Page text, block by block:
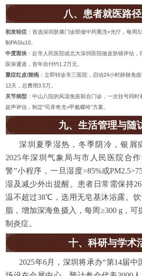
八、患者就医路
初发轻症 ：首选深圳肤康门诊部做中药熏洗+光疗，每周
制PASI≤10。
中度斑块 ：赴市人民医院或北大深圳医院做皮肤镜评估
医保通道，首年自付约1.2万元。
重症红皮/脓疱 ：立即转诊市三医院，启动24小时静脉免
12天，总费用3.5万。
关节病型 ：中山八院的风湿免疫联合门诊，一次挂号同
超声评估，制定“司库奇尤+甲氨蝶呤”方案。
九、生活管理与随
深圳夏季湿热，冬季阴冷，银屑
2025年深圳气象局与市人民医院合
警”小程序，一旦湿度>85%或
湿及减少外出提醒。患者日常需保持
温不超过38℃，选用无皂基沐浴露。
脂，增加深海鱼摄入，每周≥300 g，
制炎症。
十、科研与学术
2025年6月，深圳将承办“第14届中